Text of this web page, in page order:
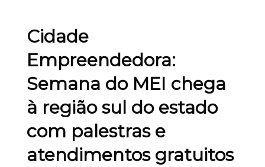
Cidade
Empreendedora:
Semana do MEI chega
à região sul do estado
com palestras e
atendimentos gratuitos